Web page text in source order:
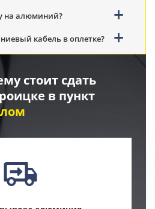
на алюминий?
кабель в оплетке?
стоит сдать
в пункт